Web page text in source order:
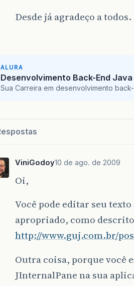
Desde já agradeço a todos.
ALURA
Desenvolvimento Back-End Java
Sua Carreira em desenvolvimento
ViniGodoy10 de ago. de 2009
Oi,
Você pode editar seu
apropriado, como
http://www.guj.com.br/
Outra coisa, porque você
JInternalPane na sua